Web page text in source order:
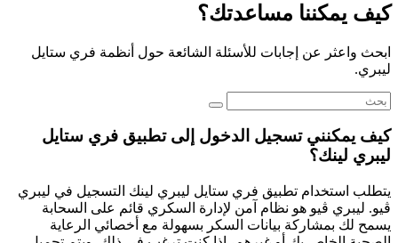
كيف يمكننا مساعدتك؟
ابحث واعثر عن إجابات للأسئلة الشائعة حول أنظمة فري ستايل
ليبري.
كيف يمكنني تسجيل الدخول إلى تطبيق فري ستايل
ليبري لينك؟
يتطلب استخدام تطبيق فري ستايل ليبري لينك التسجيل في ليبري
ڤيو. ليبري ڤيو هو نظام آمن لإدارة السكري قائم على السحابة
يسمح لك بمشاركة بيانات السكر بسهولة مع أخصائي الرعاية